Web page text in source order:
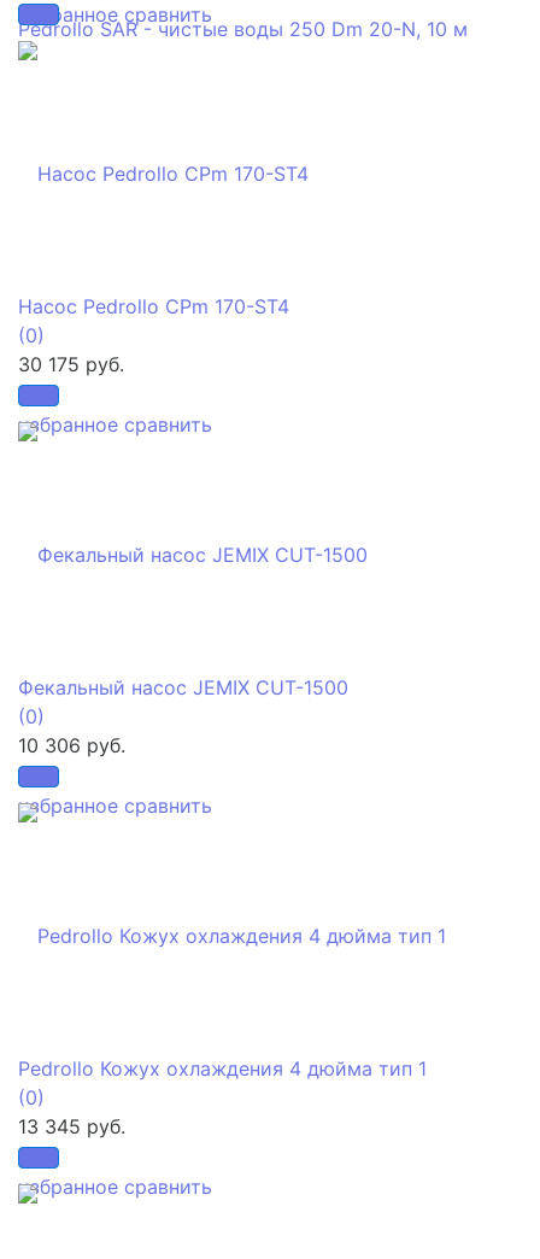
избранное сравнить
избранное сравнить
Насос Pedrollo CPm 170-ST4
(0)
30 175 руб.
избранное сравнить
Фекальный насос JEMIX CUT-1500
(0)
10 306 руб.
избранное сравнить
Pedrollo Кожух охлаждения 4 дюйма тип 1
(0)
13 345 руб.